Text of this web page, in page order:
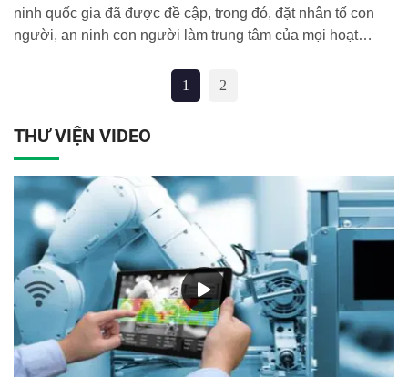
ninh quốc gia đã được đề cập, trong đó, đặt nhân tố con
người, an ninh con người làm trung tâm của mọi hoạt
1
2
THƯ VIỆN VIDEO